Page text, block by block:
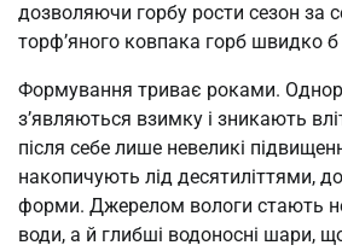
дозволяючи горбу рости сезон за
торф’яного ковпака горб швидко б
Формування триває роками.
з’являються взимку і зникають
після себе лише невеликі
накопичують лід десятиліттями,
форми. Джерелом вологи стають не
води, а й глибші водоносні шари,